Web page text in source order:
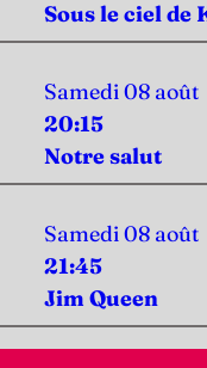
Sous le ciel de
Samedi 08 août
20:15
Notre salut
Samedi 08 août
21:45
Jim Queen